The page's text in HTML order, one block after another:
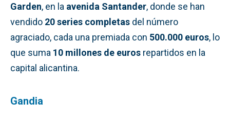
Garden, en la avenida Santander, donde se han
vendido 20 series completas del número
agraciado, cada una premiada con 500.000 euros, lo
que suma 10 millones de euros repartidos en la
capital alicantina.
Gandia